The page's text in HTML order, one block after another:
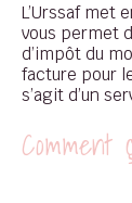
L’Urssaf met
vous permet
d’impôt du
facture pour
s’agit d’un